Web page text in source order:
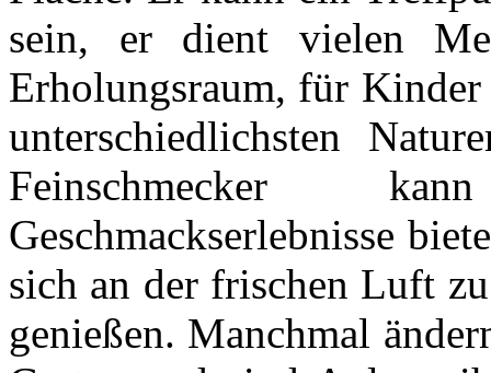
sein, er dient vielen
Erholungsraum, für
unterschiedlichsten
Feinschmecker
Geschmackserlebnisse
sich an der frischen Luft
genießen. Manchmal